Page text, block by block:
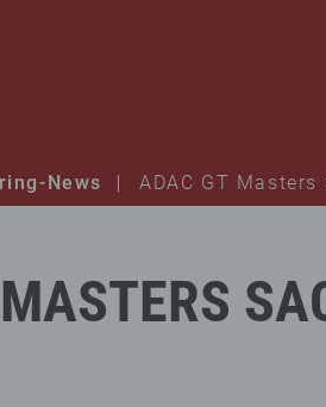
News ADAC GT
MASTERS